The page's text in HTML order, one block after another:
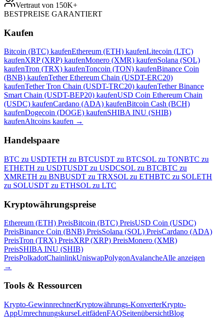
Vertraut von 150K+
BESTPREISE GARANTIERT
Kaufen
Bitcoin (BTC) kaufenEthereum (ETH) kaufenLitecoin (LTC)
kaufenXRP (XRP) kaufenMonero (XMR) kaufenSolana (SOL)
kaufenTron (TRX) kaufenToncoin (TON) kaufenBinance Coin
(BNB) kaufenTether Ethereum Chain (USDT-ERC20)
kaufenTether Tron Chain (USDT-TRC20) kaufenTether Binance
Smart Chain (USDT-BEP20) kaufenUSD Coin Ethereum Chain
(USDC) kaufenCardano (ADA) kaufenBitcoin Cash (BCH)
kaufenDogecoin (DOGE) kaufenSHIBA INU (SHIB)
kaufenAltcoins kaufen →
Handelspaare
BTC zu USDTETH zu BTCUSDT zu BTCSOL zu TONBTC zu
ETHETH zu USDTUSDT zu USDCSOL zu BTCBTC zu
XMRETH zu BNBUSDT zu TRXSOL zu ETHBTC zu SOLETH
zu SOLUSDT zu ETHSOL zu LTC
Kryptowährungspreise
Ethereum (ETH) PreisBitcoin (BTC) PreisUSD Coin (USDC)
PreisBinance Coin (BNB) PreisSolana (SOL) PreisCardano (ADA)
PreisTron (TRX) PreisXRP (XRP) PreisMonero (XMR)
PreisSHIBA INU (SHIB)
PreisPolkadotChainlinkUniswapPolygonAvalancheAlle anzeigen
→
Tools & Ressourcen
Krypto-GewinnrechnerKryptowährungs-KonverterKrypto-
AppUmrechnungskurseLeitfädenFAQSeitenübersichtBlog